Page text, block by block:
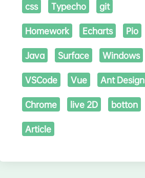
css Typecho git
Homework Echarts Pio
Java Surface Windows
VSCode Vue Ant Design
Chrome live 2D botton
Article